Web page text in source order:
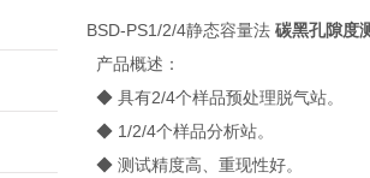
BSD-PS1/2/4静态容量法 碳黑孔隙度
产品概述：
◆ 具有2/4个样品预处理脱气站。
◆ 1/2/4个样品分析站。
◆ 测试精度高、重现性好。